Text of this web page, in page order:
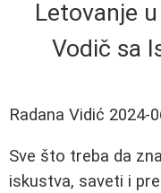
Letovanje
Vodič sa
Radana Vidić 2024-
Sve što treba da
iskustva, saveti i